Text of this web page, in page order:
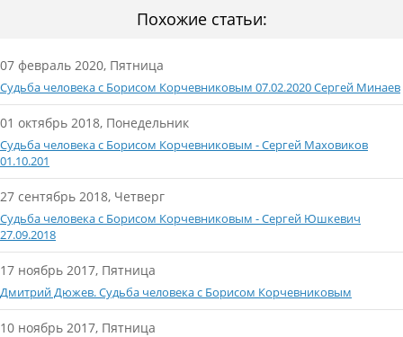
Похожие статьи:
07 февраль 2020, Пятница
Судьба человека с Борисом Корчевниковым 07.02.2020 Сергей Минаев
01 октябрь 2018, Понедельник
Судьба человека с Борисом Корчевниковым - Сергей Маховиков
01.10.201
27 сентябрь 2018, Четверг
Судьба человека с Борисом Корчевниковым - Сергей Юшкевич
27.09.2018
17 ноябрь 2017, Пятница
Дмитрий Дюжев. Судьба человека с Борисом Корчевниковым
10 ноябрь 2017, Пятница